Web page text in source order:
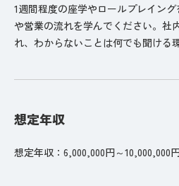
1週間程度の座学やロールプレイン
や営業の流れを学んでください。社
れ、わからないことは何でも聞ける
想定年収
想定年収：6,000,000円～10,000,000